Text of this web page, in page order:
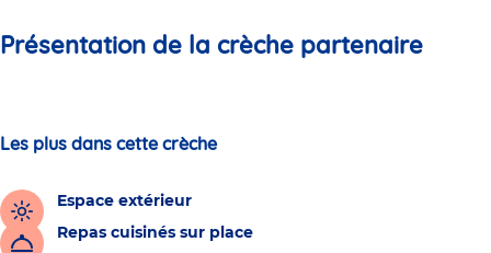
Présentation de la crèche partenaire
Les plus dans cette crèche
Espace extérieur
Repas cuisinés sur place